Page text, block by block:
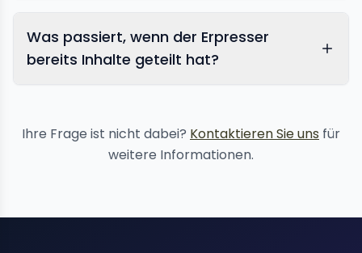
Was passiert, wenn der Erpresser
bereits Inhalte geteilt hat?
Ihre Frage ist nicht dabei? Kontaktieren Sie uns für
weitere Informationen.